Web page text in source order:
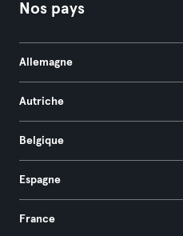
Nos pays
Allemagne
Autriche
Belgique
Espagne
France